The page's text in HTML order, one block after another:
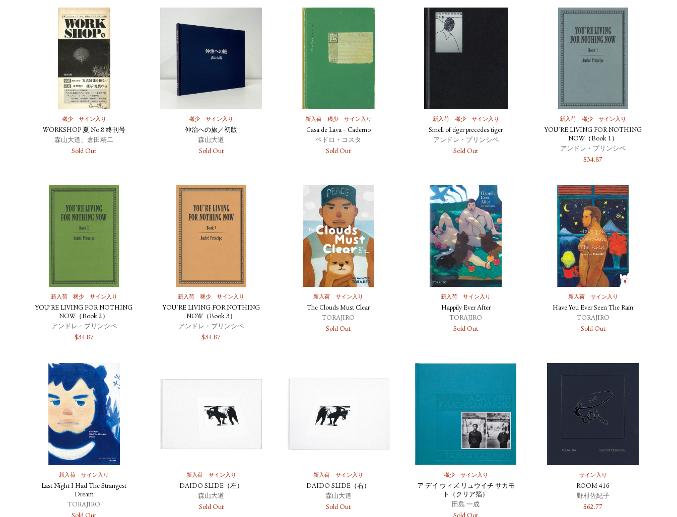
稀少 サイン入り
WORKSHOP 夏 No.8 終刊号
森山大道、倉田精二
Sold Out
稀少 サイン入り
仲治への旅／初版
森山大道
Sold Out
新入荷 稀少 サイン入り
Casa de Lava – Caderno
ペドロ・コスタ
Sold Out
新入荷 稀少 サイン入り
Smell of tiger precedes tiger
アンドレ・プリンシペ
Sold Out
新入荷 稀少 サイン入り
YOU'RE LIVING FOR NOTHING
NOW（Book 1）
アンドレ・プリンシペ
$34.87
新入荷 稀少 サイン入り
YOU'RE LIVING FOR NOTHING
NOW（Book 2）
アンドレ・プリンシペ
$34.87
新入荷 稀少 サイン入り
YOU'RE LIVING FOR NOTHING
NOW（Book 3）
アンドレ・プリンシペ
$34.87
新入荷 サイン入り
The Clouds Must Clear
TORAJIRO
Sold Out
新入荷 サイン入り
Happily Ever After
TORAJIRO
Sold Out
新入荷 サイン入り
Have You Ever Seen The Rain
TORAJIRO
Sold Out
新入荷 サイン入り
Last Night I Had The Strangest
Dream
TORAJIRO
新入荷 サイン入り
DAIDO SLIDE（左）
森山大道
Sold Out
新入荷 サイン入り
DAIDO SLIDE（右）
森山大道
Sold Out
稀少 サイン入り
ア デイ ウィズ リュウイチ サカモ
ト（クリア箔）
田島 一成
サイン入り
ROOM 416
野村佐紀子
$62.77